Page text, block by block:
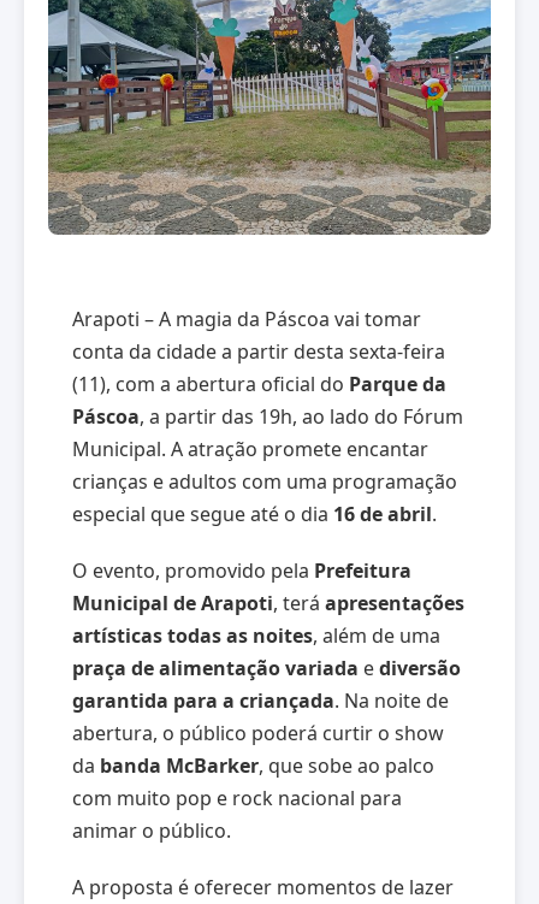
Arapoti – A magia da Páscoa vai tomar
conta da cidade a partir desta sexta-feira
(11), com a abertura oficial do Parque da
Páscoa, a partir das 19h, ao lado do Fórum
Municipal. A atração promete encantar
crianças e adultos com uma programação
especial que segue até o dia 16 de abril.
O evento, promovido pela Prefeitura
Municipal de Arapoti, terá apresentações
artísticas todas as noites, além de uma
praça de alimentação variada ediversão
garantida para a criançada. Na noite de
abertura, o público poderá curtir o show
da banda McBarker, que sobe ao palco
com muito pop e rock nacional para
animar o público.
A proposta é oferecer momentos de lazer